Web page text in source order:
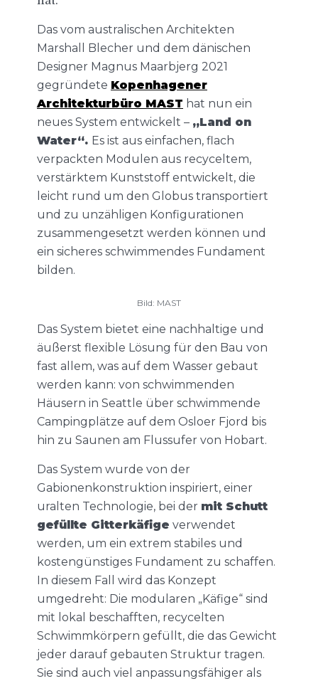
Das vom australischen Architekten
Marshall Blecher und dem dänischen
Designer Magnus Maarbjerg 2021
gegründete Kopenhagener
Architekturbüro MAST hat nun ein
neues System entwickelt – „Land on
Water“. Es ist aus einfachen, flach
verpackten Modulen aus recyceltem,
verstärktem Kunststoff entwickelt, die
leicht rund um den Globus transportiert
und zu unzähligen Konfigurationen
zusammengesetzt werden können und
ein sicheres schwimmendes Fundament
bilden.
Bild: MAST
Das System bietet eine nachhaltige und
äußerst flexible Lösung für den Bau von
fast allem, was auf dem Wasser gebaut
werden kann: von schwimmenden
Häusern in Seattle über schwimmende
Campingplätze auf dem Osloer Fjord bis
hin zu Saunen am Flussufer von Hobart.
Das System wurde von der
Gabionenkonstruktion inspiriert, einer
uralten Technologie, bei der mit Schutt
gefüllte Gitterkäfige verwendet
werden, um ein extrem stabiles und
kostengünstiges Fundament zu schaffen.
In diesem Fall wird das Konzept
umgedreht: Die modularen „Käfige“ sind
mit lokal beschafften, recycelten
Schwimmkörpern gefüllt, die das Gewicht
jeder darauf gebauten Struktur tragen.
Sie sind auch viel anpassungsfähiger als